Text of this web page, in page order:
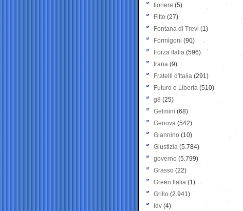
fioriere (5)
Fitto (27)
Fontana di Trevi (1)
Formigoni (90)
Forza Italia (596)
frana (9)
Fratelli d'Italia (291)
Futuro e Libertà (510)
g8 (25)
Gelmini (68)
Genova (542)
Giannino (10)
Giustizia (5.784)
governo (5.799)
Grasso (22)
Green Italia (1)
Grillo (2.941)
Idv (4)